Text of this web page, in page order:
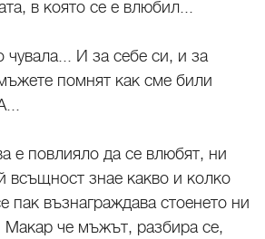
в която се е влюбил...
чувала... И за себе си, и за
помнят как сме били
е повлияло да се влюбят, ни
всъщност знае какво и колко
пак възнаграждава стоенето ни
Макар че мъжът, разбира се,